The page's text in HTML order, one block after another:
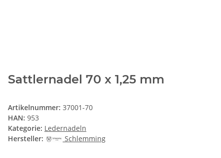
Sattlernadel 70 x 1,25 mm
Artikelnummer: 37001-70
HAN: 953
Kategorie: Ledernadeln
Hersteller:
Schlemming